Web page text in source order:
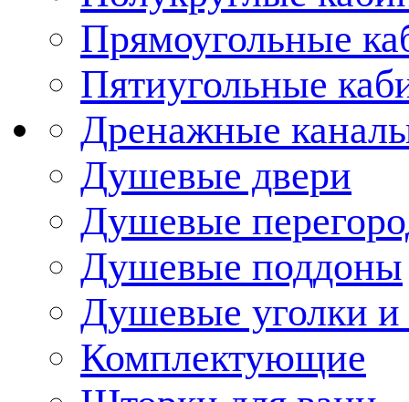
Прямоугольные
Пятиугольные
Дренажные
Душевые двери
Душевые
Душевые поддоны
Душевые уголки и
Комплектующие